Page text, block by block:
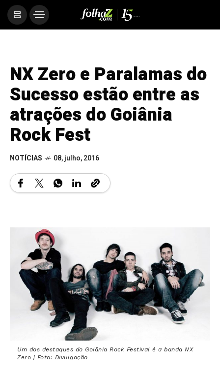
NX Zero e Paralamas do
Sucesso estão entre as
atrações do Goiânia
Rock Fest
NOTÍCIAS 08, julho, 2016
Um dos destaques do Goiânia Rock Festival é a banda NX
Zero | Foto: Divulgação